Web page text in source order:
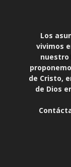
Los
vivimos
nuestro
de Cristo,
de Dios